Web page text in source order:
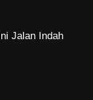
Jalan Indah